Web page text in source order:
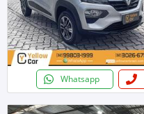
Whatsapp